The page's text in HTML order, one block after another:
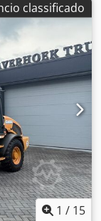
classificado
1 / 15